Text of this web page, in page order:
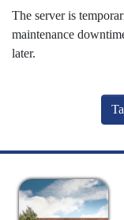
The server is
maintenance
later.